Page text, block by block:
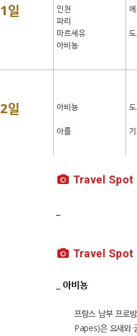
1일
인천
파리
마르세유
아비뇽
2일 아비뇽
아를
Travel Spot
Travel Spot
_ 아비뇽
프랑스 남부 프로
Papes)은 요새와